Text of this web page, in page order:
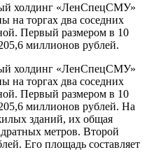
холдинг «ЛенСпецСМУ»
на торгах два соседних
Первый размером в 10
миллионов рублей.
холдинг «ЛенСпецСМУ»
на торгах два соседних
Первый размером в 10
миллионов рублей. На
зданий, их общая
метров. Второй
Его площадь составляет